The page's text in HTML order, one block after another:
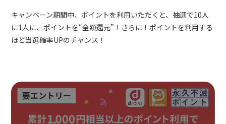
キャンペーン期間中、ポイントを利用いただくと、抽選で10人
に1人に、ポイントを“全額還元”！さらに！ポイントを利用する
ほど当選確率UPのチャンス！